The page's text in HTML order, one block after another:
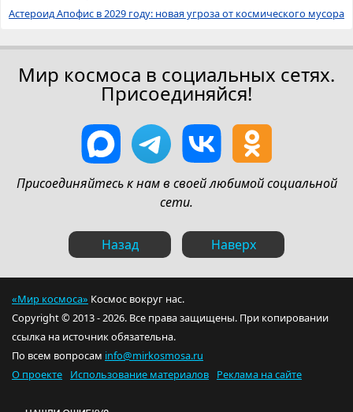
Астероид Апофис в 2029 году: новая угроза от космического мусора
Мир космоса в социальных сетях.
Присоединяйся!
Присоединяйтесь к нам в своей любимой социальной
сети.
Назад Наверх
«Мир космоса» Космос вокруг нас.
Copyright © 2013 - 2026. Все права защищены. При копировании
ссылка на источник обязательна.
По всем вопросам info@mirkosmosa.ru
О проекте
Использование материалов Реклама на сайте